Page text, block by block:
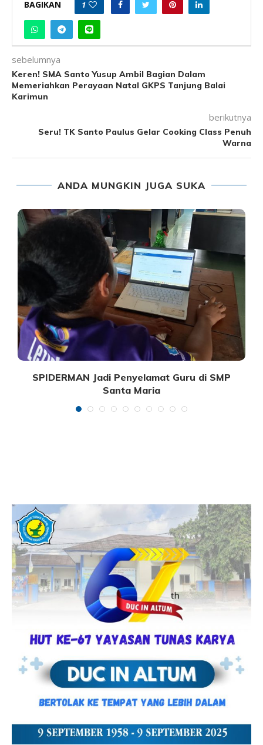
BAGIKAN 1
sebelumnya
Keren! SMA Santo Yusup Ambil Bagian Dalam
Memeriahkan Perayaan Natal GKPS Tanjung Balai
Karimun
berikutnya
Seru! TK Santo Paulus Gelar Cooking Class Penuh
Warna
ANDA MUNGKIN JUGA SUKA
SPIDERMAN Jadi Penyelamat Guru di SMP
Santa Maria